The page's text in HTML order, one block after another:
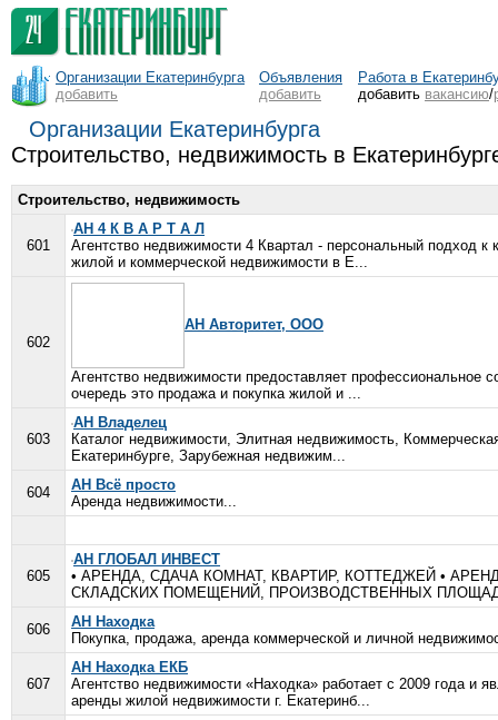
Организации Екатеринбурга
добавить
Объявления
добавить
Работа в
добавить вакансию/
Организации Екатеринбурга
Строительство, недвижимость в
Строительство, недвижимость
601
АН 4 К В А Р Т А Л
Агентство недвижимости 4 Квартал - персональный подход
жилой и коммерческой недвижимости в Е...
602
АН Авторитет, ООО
Агентство недвижимости предоставляет
очередь это продажа и покупка жилой и ...
603
АН Владелец
Каталог недвижимости, Элитная недвижимость,
Екатеринбурге, Зарубежная недвижим...
604
АН Всё просто
Аренда недвижимости...
605
АН ГЛОБАЛ ИНВЕСТ
• АРЕНДА, СДАЧА КОМНАТ, КВАРТИР, КОТТЕДЖЕЙ •
СКЛАДСКИХ ПОМЕЩЕНИЙ, ПРОИЗВОДСТВЕННЫХ
606
АН Находка
Покупка, продажа, аренда коммерческой и личной
607
АН Находка ЕКБ
Агентство недвижимости «Находка» работает с 2009 года
аренды жилой недвижимости г. Екатеринб...